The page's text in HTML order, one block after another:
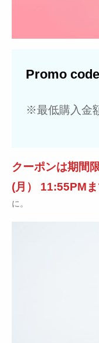
Promo
※最低購入金
クーポンは期間
(月） 11:55PMま
に。